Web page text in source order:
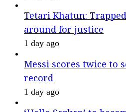
Tetari Khatun:
around for justice
1 day ago
Messi scores twice to
record
1 day ago